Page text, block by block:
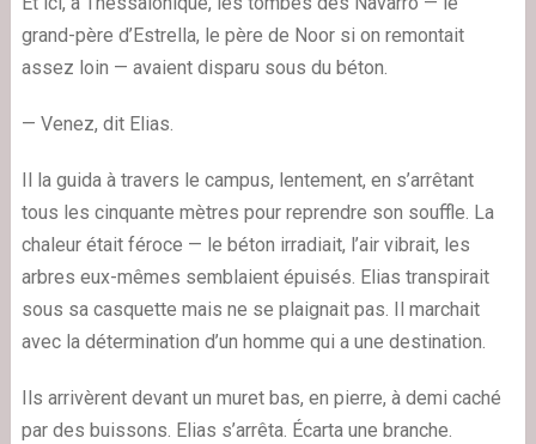
grand-père d’Estrella, le père de Noor si on remontait
assez loin — avaient disparu sous du béton.
— Venez, dit Elias.
Il la guida à travers le campus, lentement, en s’arrêtant
tous les cinquante mètres pour reprendre son souffle. La
chaleur était féroce — le béton irradiait, l’air vibrait, les
arbres eux-mêmes semblaient épuisés. Elias transpirait
sous sa casquette mais ne se plaignait pas. Il marchait
avec la détermination d’un homme qui a une destination.
Ils arrivèrent devant un muret bas, en pierre, à demi caché
par des buissons. Elias s’arrêta. Écarta une branche.